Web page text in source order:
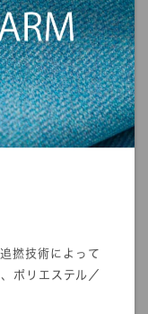
撚技術によって
ポリエステル／
します。
ております。